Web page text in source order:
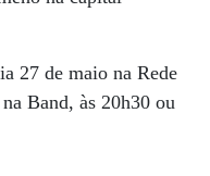
27 de maio na Rede
Band, às 20h30 ou